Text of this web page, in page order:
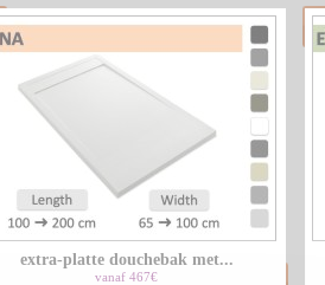
extra-platte douchebak met...
vanaf 467€